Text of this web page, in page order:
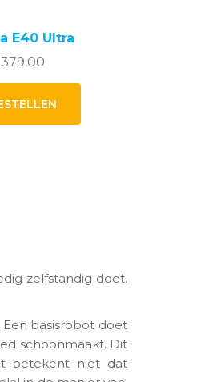
E40 Ultra
379,00
zelfstandig doet.
basisrobot doet
schoonmaakt. Dit
betekent niet dat